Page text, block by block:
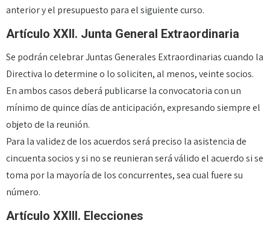
anterior y el presupuesto para el siguiente curso.
Artículo XXII. Junta General Extraordinaria
Se podrán celebrar Juntas Generales Extraordinarias cuando la
Directiva lo determine o lo soliciten, al menos, veinte socios.
En ambos casos deberá publicarse la convocatoria con un
mínimo de quince días de anticipación, expresando siempre el
objeto de la reunión.
Para la validez de los acuerdos será preciso la asistencia de
cincuenta socios y si no se reunieran será válido el acuerdo si se
toma por la mayoría de los concurrentes, sea cual fuere su
número.
Artículo XXIII. Elecciones